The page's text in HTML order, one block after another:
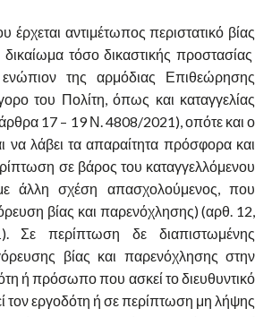
αντιμέτωπος περιστατικό βίας
τόσο δικαστικής προστασίας
της αρμόδιας Επιθεώρησης
του Πολίτη, όπως και καταγγελίας
17 – 19 Ν. 4808/2021), οπότε και ο
να λάβει τα απαραίτητα πρόσφορα και
σε βάρος του καταγγελλόμενου
άλλη σχέση απασχολούμενος, που
βίας και παρενόχλησης) (αρθ. 12,
Σε περίπτωση δε διαπιστωμένης
βίας και παρενόχλησης στην
ή πρόσωπο που ασκεί το διευθυντικό
τον εργοδότη ή σε περίπτωση μη λήψης